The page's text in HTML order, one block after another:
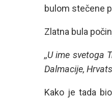
bulom stečene
Zlatna bula
,,U ime svetoga
Dalmacije,
Kako je tada